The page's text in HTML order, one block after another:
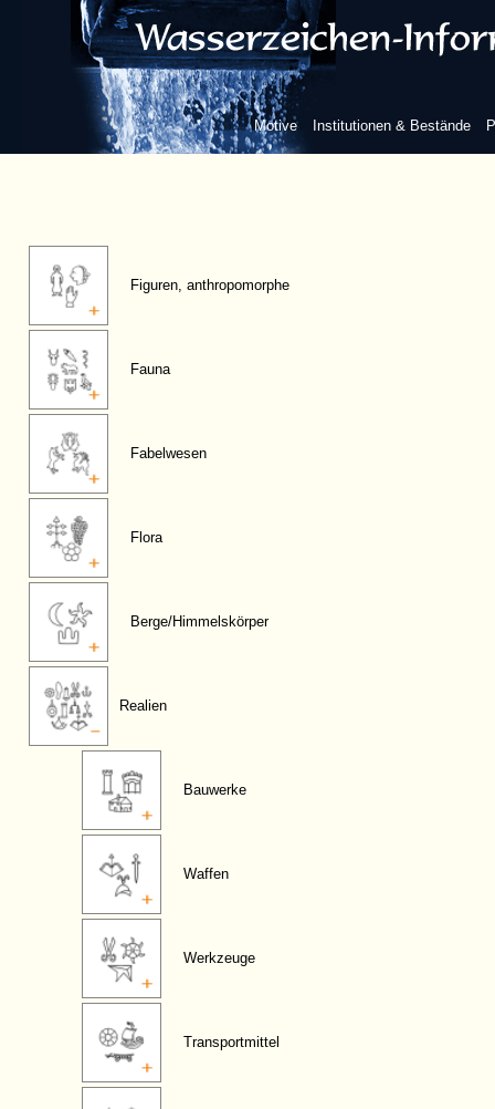
Motive Institutionen & Bestände
Figuren, anthropomorphe
Fauna
Fabelwesen
Flora
Berge/Himmelskörper
Realien
Bauwerke
Waffen
Werkzeuge
Transportmittel